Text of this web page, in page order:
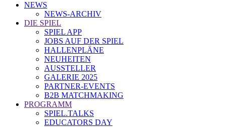
NEWS
NEWS-ARCHIV
DIE SPIEL
SPIEL APP
JOBS AUF DER SPIEL
HALLENPLÄNE
NEUHEITEN
AUSSTELLER
GALERIE 2025
PARTNER-EVENTS
B2B MATCHMAKING
PROGRAMM
SPIEL.TALKS
EDUCATORS DAY